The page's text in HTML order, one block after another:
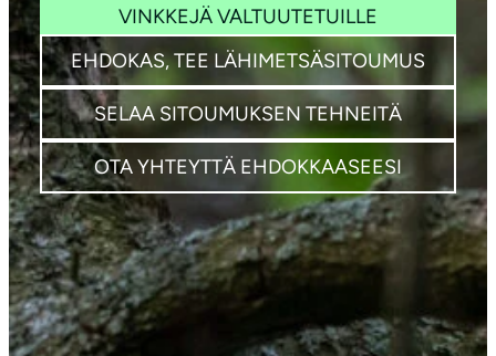
VINKKEJÄ VALTUUTETUILLE
EHDOKAS, TEE LÄHIMETSÄSITOUMUS
SELAA SITOUMUKSEN TEHNEITÄ
OTA YHTEYTTÄ EHDOKKAASEESI